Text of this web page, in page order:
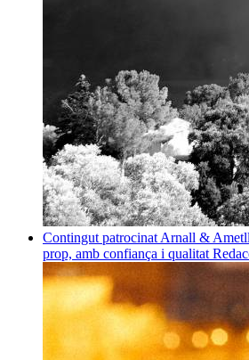
Contingut patrocinat Arnall &
prop, amb confiança i qualitat